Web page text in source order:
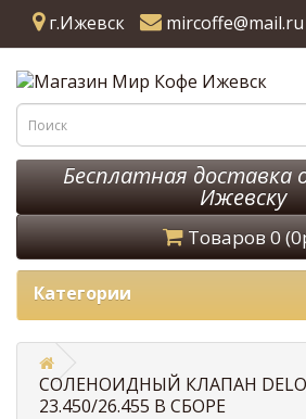
г.Ижевск mircoffe@mail.ru
Бесплатная доставка
Ижевску
Товаров 0
Категории
СОЛЕНОИДНЫЙ КЛАПАН
23.450/26.455 В СБОРЕ